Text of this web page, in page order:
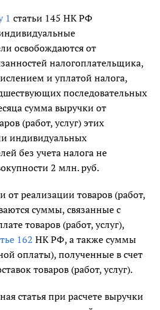
1 статьи 145 НК РФ
освобождаются от
налогоплательщика,
и уплатой налога,
последовательных
сумма выручки от
(работ, услуг) этих
индивидуальных
без учета налога не
2 млн. руб.
от реализации товаров (работ,
суммы, связанные с
товаров (работ, услуг),
162 НК РФ, а также суммы
оплаты), полученные в счет
товаров (работ, услуг).
статья при расчете выручки